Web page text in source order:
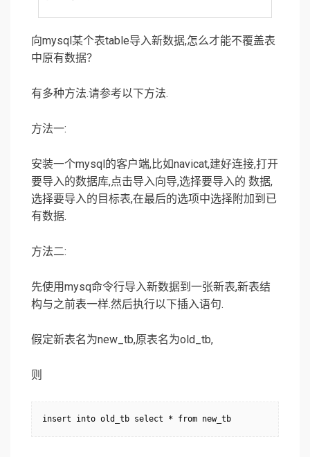
向mysql某个表table导入新数据,怎么才能不覆盖表
中原有数据？
有多种方法.请参考以下方法.
方法一:
安装一个mysql的客户端,比如navicat,建好连接,打开
要导入的数据库,点击导入向导,选择要导入的 数据,
选择要导入的目标表,在最后的选项中选择附加到已
有数据.
方法二:
先使用mysq命令行导入新数据到一张新表,新表结
构与之前表一样.然后执行以下插入语句.
假定新表名为new_tb,原表名为old_tb,
则